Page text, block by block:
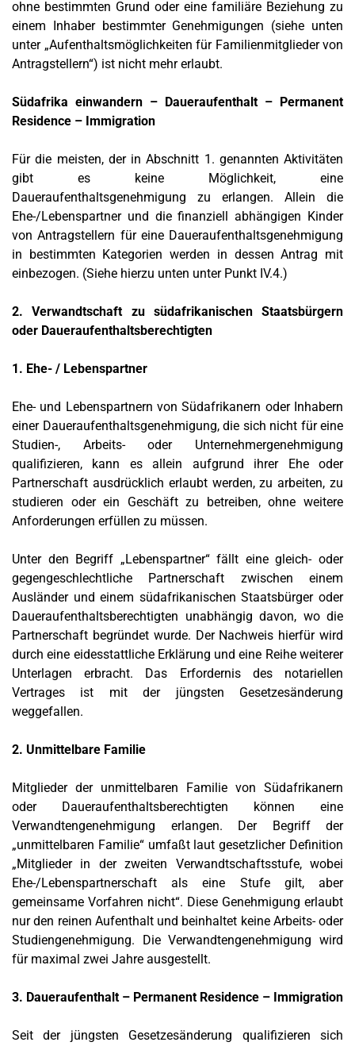
ohne bestimmten Grund oder eine familiäre Beziehung zu
einem Inhaber bestimmter Genehmigungen (siehe unten
unter „Aufenthaltsmöglichkeiten für Familienmitglieder von
Antragstellern“) ist nicht mehr erlaubt.
Südafrika einwandern – Daueraufenthalt – Permanent
Residence – Immigration
Für die meisten, der in Abschnitt 1. genannten Aktivitäten
gibt es keine Möglichkeit, eine
Daueraufenthaltsgenehmigung zu erlangen. Allein die
Ehe-/Lebenspartner und die finanziell abhängigen Kinder
von Antragstellern für eine Daueraufenthaltsgenehmigung
in bestimmten Kategorien werden in dessen Antrag mit
einbezogen. (Siehe hierzu unten unter Punkt IV.4.)
2. Verwandtschaft zu südafrikanischen Staatsbürgern
oder Daueraufenthaltsberechtigten
1. Ehe- / Lebenspartner
Ehe- und Lebenspartnern von Südafrikanern oder Inhabern
einer Daueraufenthaltsgenehmigung, die sich nicht für eine
Studien-, Arbeits- oder Unternehmergenehmigung
qualifizieren, kann es allein aufgrund ihrer Ehe oder
Partnerschaft ausdrücklich erlaubt werden, zu arbeiten, zu
studieren oder ein Geschäft zu betreiben, ohne weitere
Anforderungen erfüllen zu müssen.
Unter den Begriff „Lebenspartner“ fällt eine gleich- oder
gegengeschlechtliche Partnerschaft zwischen einem
Ausländer und einem südafrikanischen Staatsbürger oder
Daueraufenthaltsberechtigten unabhängig davon, wo die
Partnerschaft begründet wurde. Der Nachweis hierfür wird
durch eine eidesstattliche Erklärung und eine Reihe weiterer
Unterlagen erbracht. Das Erfordernis des notariellen
Vertrages ist mit der jüngsten Gesetzesänderung
weggefallen.
2. Unmittelbare Familie
Mitglieder der unmittelbaren Familie von Südafrikanern
oder Daueraufenthaltsberechtigten können eine
Verwandtengenehmigung erlangen. Der Begriff der
„unmittelbaren Familie“ umfaßt laut gesetzlicher Definition
„Mitglieder in der zweiten Verwandtschaftsstufe, wobei
Ehe-/Lebenspartnerschaft als eine Stufe gilt, aber
gemeinsame Vorfahren nicht“. Diese Genehmigung erlaubt
nur den reinen Aufenthalt und beinhaltet keine Arbeits- oder
Studiengenehmigung. Die Verwandtengenehmigung wird
für maximal zwei Jahre ausgestellt.
3. Daueraufenthalt – Permanent Residence – Immigration
Seit der jüngsten Gesetzesänderung qualifizieren sich